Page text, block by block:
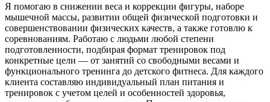
Я помогаю в снижении веса и коррекции фигуры, наборе
мышечной массы, развитии общей физической подготовки и
совершенствовании физических качеств, а также готовлю к
соревнованиям. Работаю с людьми любой степени
подготовленности, подбирая формат тренировок под
конкретные цели — от занятий со свободными весами и
функционального тренинга до детского фитнеса. Для каждого
клиента составляю индивидуальный план питания и
тренировок с учетом целей и особенностей здоровья,